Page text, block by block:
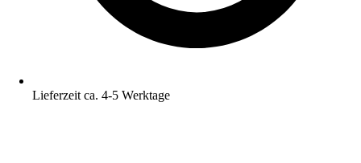
Lieferzeit ca. 4-5 Werktage